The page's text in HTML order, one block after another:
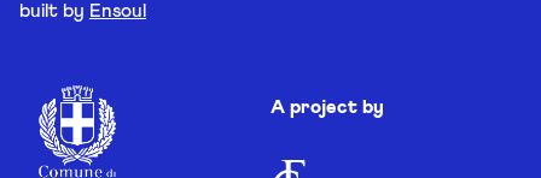
built by Ensoul
A project by